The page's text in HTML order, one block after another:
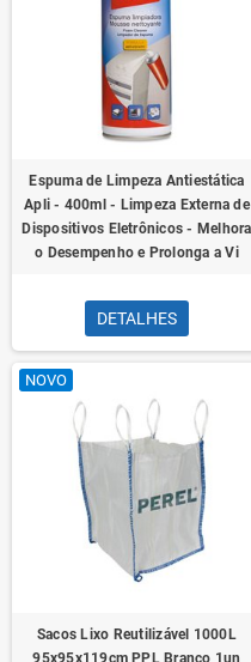
Espuma de Limpeza Antiestática
Apli - 400ml - Limpeza Externa de
Dispositivos Eletrônicos - Melhora
o Desempenho e Prolonga a Vi
DETALHES
NOVO
Sacos Lixo Reutilizável 1000L
95x95x119cm PPL Branco 1un